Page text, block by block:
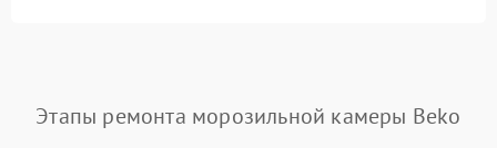
Этапы ремонта морозильной камеры Beko